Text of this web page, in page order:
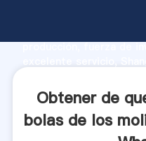
producción, fuerza de
valores a todos los
Obtener de
bolas de los